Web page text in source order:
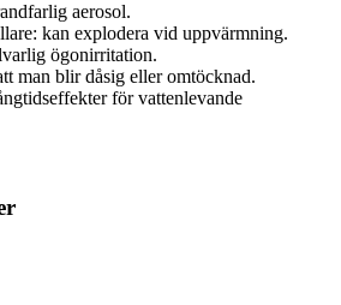
aerosol.
kan explodera vid uppvärmning.
ögonirritation.
man blir dåsig eller omtöcknad.
för vattenlevande